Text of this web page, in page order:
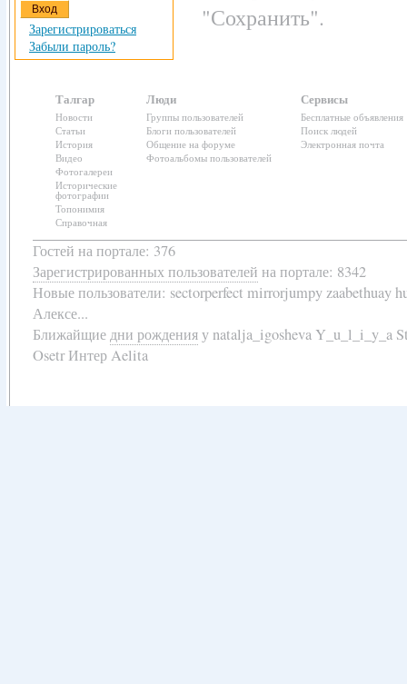
"Сохранить".
Зарегистрироваться
Забыли пароль?
Талгар
Новости
Статьи
История
Видео
Фотогалереи
Исторические
фотографии
Топонимия
Справочная
Люди
Группы пользователей
Блоги пользователей
Общение на форуме
Фотоальбомы пользователей
Сервисы
Бесплатные объявления
Поиск людей
Электронная почта
Гостей на портале: 376
Зарегистрированных пользователей на портале: 8342
Новые пользователи: sectorperfect mirrorjumpy zaabethuay
Алексе...
Ближайщиедни рожденияу natalja_igosheva Y_u_l_i_y_a
Osetr Интер Aelita